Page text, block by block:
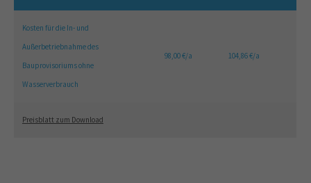
Kosten für die In- und
Außerbetriebnahme des
Bauprovisoriums ohne
Wasserverbrauch
98,00 €/a 104,86 €/a
Preisblatt zum Download